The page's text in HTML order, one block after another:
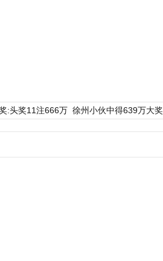
:头奖11注666万 徐州小伙中得639万大奖